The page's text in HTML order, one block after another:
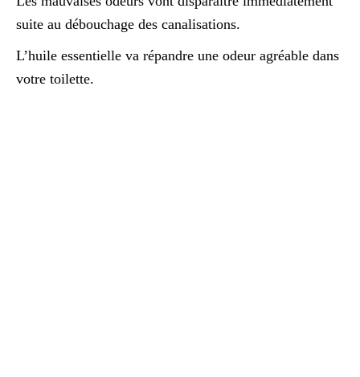
suite au débouchage des canalisations.
L’huile essentielle va répandre une odeur agréable dans
votre toilette.